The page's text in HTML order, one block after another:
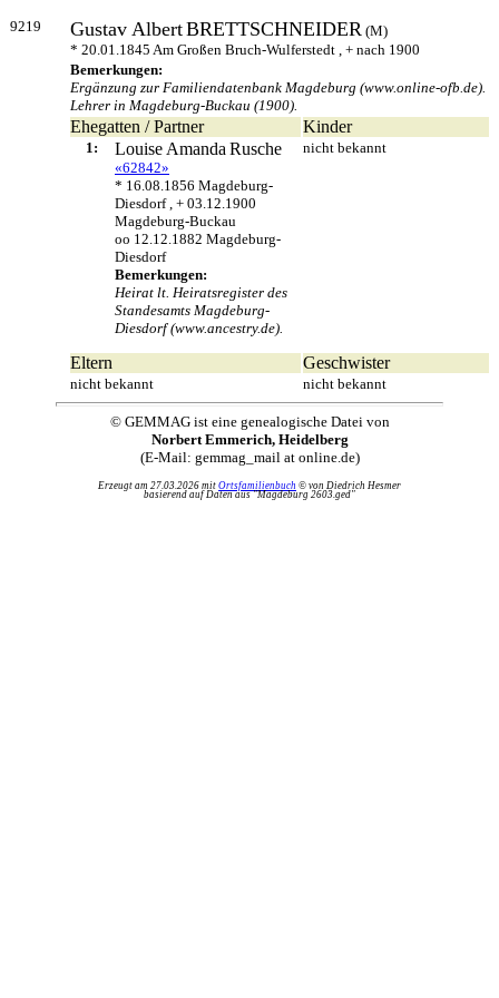
9219 Gustav AlbertBRETTSCHNEIDER (M)
* 20.01.1845 Am Großen Bruch-Wulferstedt , + nach 1900
Bemerkungen:
Ergänzung zur Familiendatenbank Magdeburg (www.online-ofb.de).
Lehrer in Magdeburg-Buckau (1900).
Ehegatten / Partner Kinder
1: Louise Amanda Rusche
«62842»
* 16.08.1856 Magdeburg-
Diesdorf , + 03.12.1900
Magdeburg-Buckau
oo 12.12.1882 Magdeburg-
Diesdorf
Bemerkungen:
Heirat lt. Heiratsregister des
Standesamts Magdeburg-
Diesdorf (www.ancestry.de).
nicht bekannt
Eltern Geschwister
nicht bekannt nicht bekannt
© GEMMAG ist eine genealogische Datei von
Norbert Emmerich, Heidelberg
(E-Mail: gemmag_mail at online.de)
Erzeugt am 27.03.2026 mit Ortsfamilienbuch © von Diedrich Hesmer
basierend auf Daten aus "Magdeburg 2603.ged"